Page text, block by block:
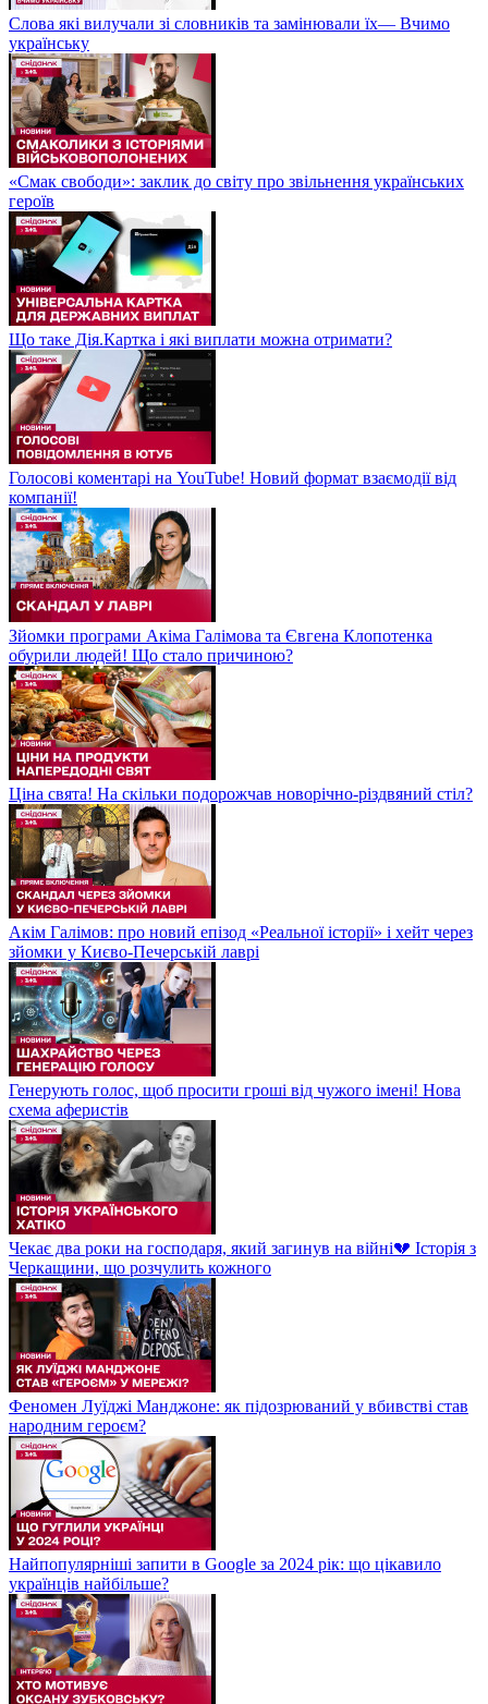
Слова які вилучали зі словників та замінювали їх— Вчимо
українську
«Смак свободи»: заклик до світу про звільнення українських
героїв
Що таке Дія.Картка і які виплати можна отримати?
Голосові коментарі на YouTube! Новий формат взаємодії від
компанії!
Зйомки програми Акіма Галімова та Євгена Клопотенка
обурили людей! Що стало причиною?
Ціна свята! На скільки подорожчав новорічно-різдвяний стіл?
Акім Галімов: про новий епізод «Реальної історії» і хейт через
зйомки у Києво-Печерській лаврі
Генерують голос, щоб просити гроші від чужого імені! Нова
схема аферистів
Чекає два роки на господаря, який загинув на війні💔 Історія з
Черкащини, що розчулить кожного
Феномен Луїджі Манджоне: як підозрюваний у вбивстві став
народним героєм?
Найпопулярніші запити в Google за 2024 рік: що цікавило
українців найбільше?